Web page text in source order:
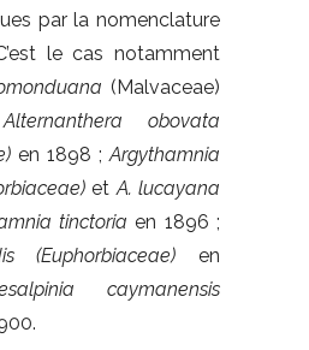
par la nomenclature
le cas notamment
(Malvaceae)
Alternanthera obovata
en 1898 ;Argythamnia
etA. lucayana
tinctoria en 1896 ;
(Euphorbiaceae) en
caymanensis